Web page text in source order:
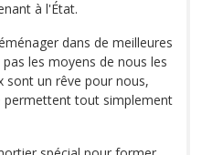
à l'État.
dans de meilleures
les moyens de nous les
sont un rêve pour nous,
permettent tout simplement